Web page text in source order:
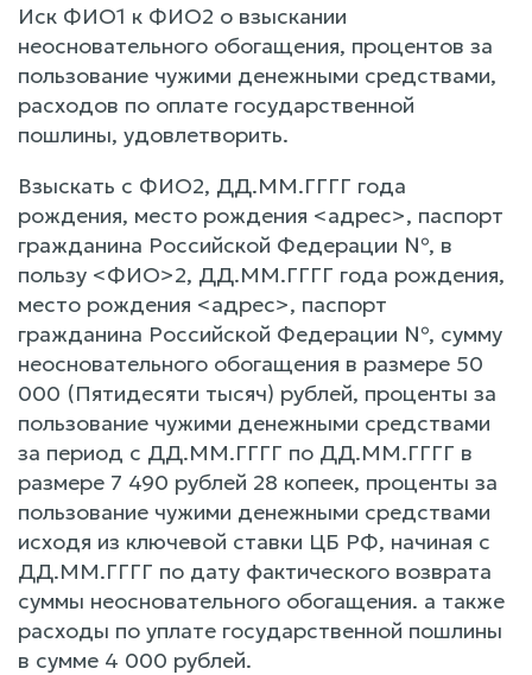
Иск ФИО1 к ФИО2 о взыскании
неосновательного обогащения, процентов за
пользование чужими денежными средствами,
расходов по оплате государственной
пошлины, удовлетворить.
Взыскать с ФИО2, ДД.ММ.ГГГГ года
рождения, место рождения <адрес>, паспорт
гражданина Российской Федерации №, в
пользу <ФИО>2, ДД.ММ.ГГГГ года рождения,
место рождения <адрес>, паспорт
гражданина Российской Федерации №, сумму
неосновательного обогащения в размере 50
000 (Пятидесяти тысяч) рублей, проценты за
пользование чужими денежными средствами
за период с ДД.ММ.ГГГГ по ДД.ММ.ГГГГ в
размере 7 490 рублей 28 копеек, проценты за
пользование чужими денежными средствами
исходя из ключевой ставки ЦБ РФ, начиная с
ДД.ММ.ГГГГ по дату фактического возврата
суммы неосновательного обогащения. а также
расходы по уплате государственной пошлины
в сумме 4 000 рублей.